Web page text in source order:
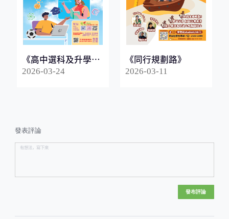
《高中選科及升學指
南2026》
2026-03-24
《同行規劃路》
2026-03-11
發表評論
發布評論